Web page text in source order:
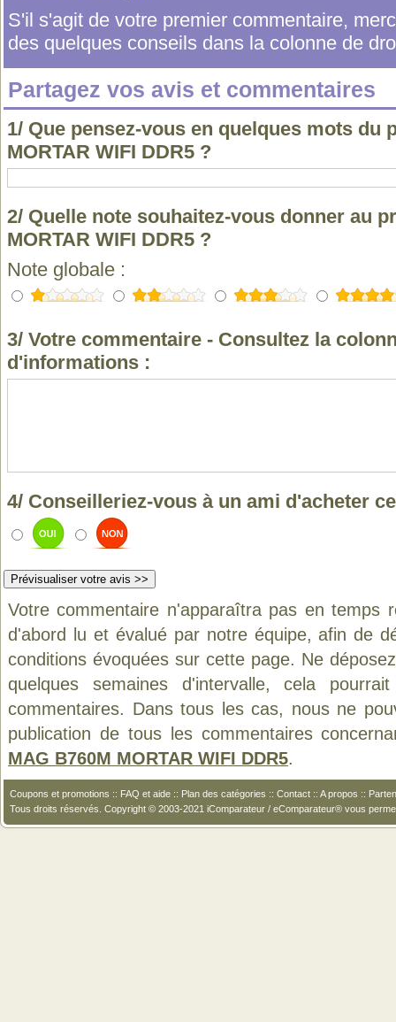
S'il s'agit de votre premier commentaire,
des quelques conseils dans la colonne de
Partagez vos avis et commentaires
1/ Que pensez-vous en quelques mots du
MORTAR WIFI DDR5 ?
2/ Quelle note souhaitez-vous donner au
MORTAR WIFI DDR5 ?
Note globale :
3/ Votre commentaire - Consultez la
d'informations :
4/ Conseilleriez-vous à un ami d'acheter
Votre commentaire n'apparaîtra pas en temps
d'abord lu et évalué par notre équipe, afin de
conditions évoquées sur cette page. Ne
quelques semaines d'intervalle, cela
commentaires. Dans tous les cas, nous ne
publication de tous les commentaires
MAG B760M MORTAR WIFI DDR5.
Coupons et promotions :: FAQ et aide :: Plan des catégories :: Contact :: A propos ::
Tous droits réservés. Copyright © 2003-2021 iComparateur / eComparateur® vous